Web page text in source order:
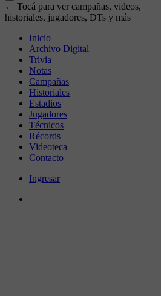
← Tocá para ver campañas, videos,
historiales, jugadores, DTs y más
Inicio
Archivo Digital
Trivia
Notas
Campañas
Historiales
Estadios
Jugadores
Técnicos
Récords
Videoteca
Contacto
Ingresar